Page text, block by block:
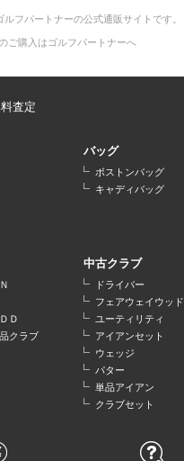
フパートナーの公式通販サイトです。
ご購入はゴルフパートナーへ
査定
バッグ
ボストンバッグ
キャディバッグ
Ｄ
クラブ
中古クラブ
ドライバー
フェアウェイウッド
ユーティリティ
アイアンセット
ウェッジ
パター
単品アイアン
クラブセット